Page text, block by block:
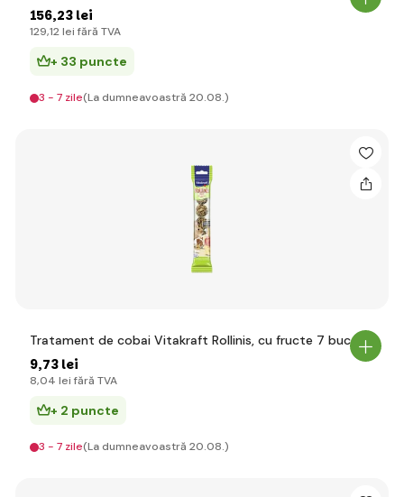
156,23 lei
129,12 lei fără TVA
+ 33 puncte
3 - 7 zile(La dumneavoastră 20.08.)
Tratament de cobai Vitakraft Rollinis, cu fructe 7 buc
9,73 lei
8,04 lei fără TVA
+ 2 puncte
3 - 7 zile(La dumneavoastră 20.08.)